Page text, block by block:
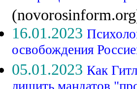
16.01.2023
освобождения
05.01.2023 Как